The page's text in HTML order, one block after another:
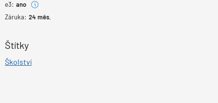
e3: ano
Záruka: 24 měs.
Štítky
Školství